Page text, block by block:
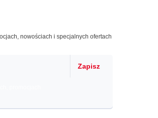
nowościach i specjalnych ofertach
Zapisz